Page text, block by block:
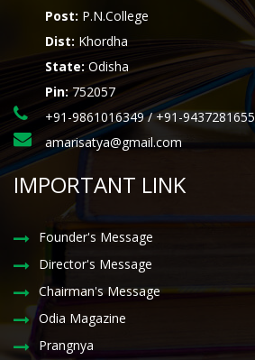
Post: P.N.College
Dist: Khordha
State: Odisha
Pin:752057
+91-9861016349 / +91-9437281655
amarisatya@gmail.com
IMPORTANT LINK
Founder's Message
Director's Message
Chairman's Message
Odia Magazine
Prangnya